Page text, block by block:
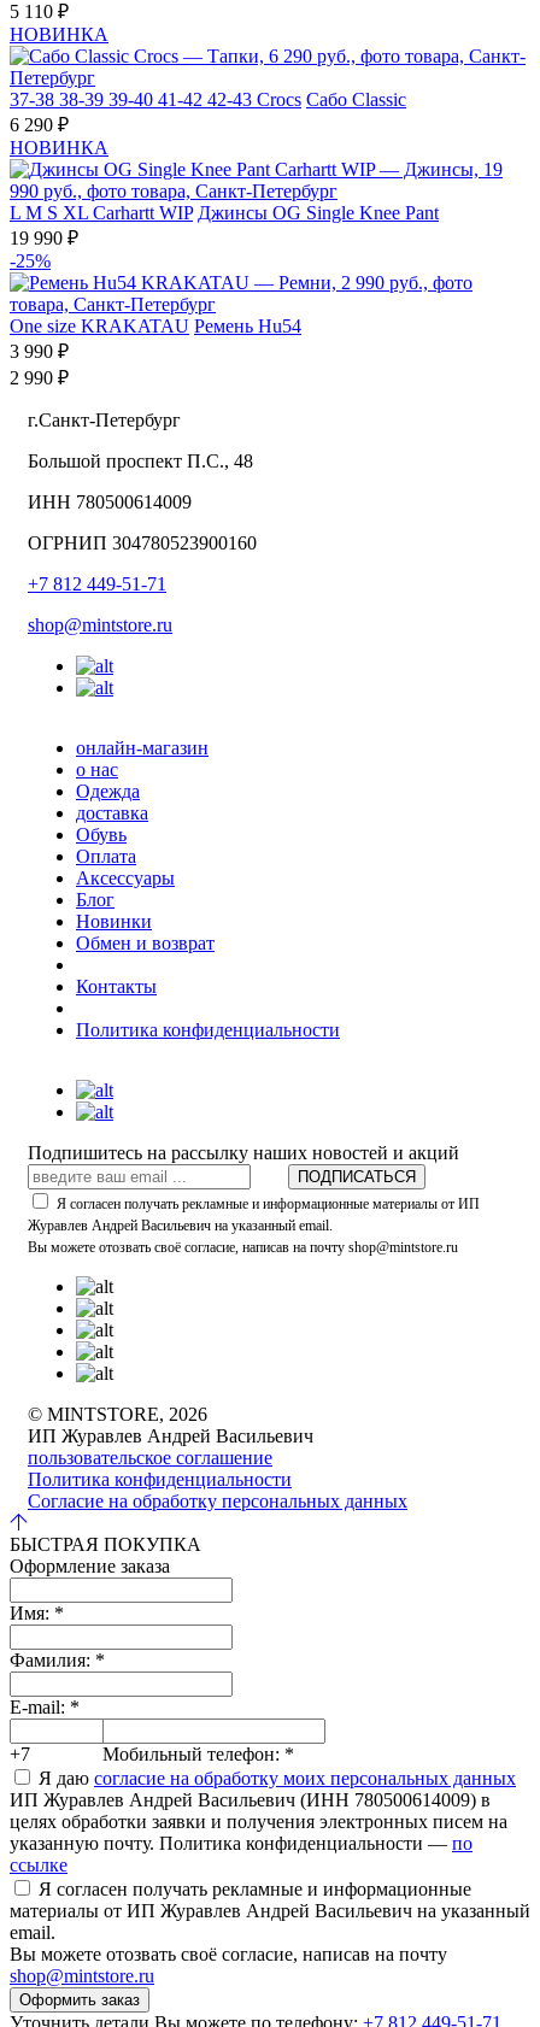
5 110 ₽
НОВИНКА
37-38 38-39 39-40 41-42 42-43 Crocs Сабо Classic
6 290 ₽
НОВИНКА
L M S XL Carhartt WIP Джинсы OG Single Knee Pant
19 990 ₽
-25%
One size KRAKATAU Ремень Hu54
3 990 ₽
2 990 ₽
г.Санкт-Петербург
Большой проспект П.С., 48
ИНН 780500614009
ОГРНИП 304780523900160
+7 812 449-51-71
shop@mintstore.ru
онлайн-магазин
о нас
Одежда
доставка
Обувь
Оплата
Аксессуары
Блог
Новинки
Обмен и возврат
Контакты
Политика конфиденциальности
Подпишитесь на рассылку наших новостей и акций
ПОДПИСАТЬСЯ
Я согласен получать рекламные и информационные материалы от ИП
Журавлев Андрей Васильевич на указанный email.
Вы можете отозвать своё согласие, написав на почту shop@mintstore.ru
© MINTSTORE, 2026
ИП Журавлев Андрей Васильевич
пользовательское соглашение
Политика конфиденциальности
Согласие на обработку персональных данных
БЫСТРАЯ ПОКУПКА
Оформление заказа
Имя: *
Фамилия: *
E-mail: *
+7 Мобильный телефон: *
Я даю согласие на обработку моих персональных данных
ИП Журавлев Андрей Васильевич (ИНН 780500614009) в
целях обработки заявки и получения электронных писем на
указанную почту. Политика конфиденциальности — по
ссылке
Я согласен получать рекламные и информационные
материалы от ИП Журавлев Андрей Васильевич на указанный
email.
Вы можете отозвать своё согласие, написав на почту
shop@mintstore.ru
Оформить заказ